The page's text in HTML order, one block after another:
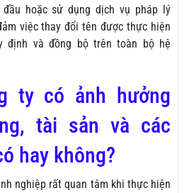
hoặc sử dụng dịch vụ pháp lý
việc thay đổi tên được thực hiện
định và đồng bộ trên toàn bộ hệ
ty có ảnh hưởng
tài sản và các
hay không?
nghiệp rất quan tâm khi thực hiện